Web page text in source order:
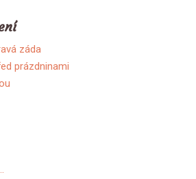
záda
prázdninami